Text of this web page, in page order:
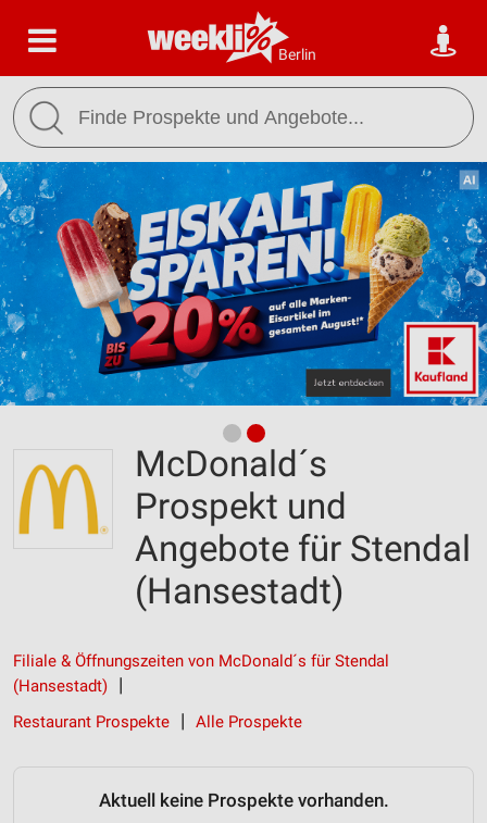
Berlin
McDonald´s
Prospekt und
Angebote für Stendal
(Hansestadt)
Filiale & Öffnungszeiten von McDonald´s für Stendal
(Hansestadt)
Restaurant Prospekte
Alle Prospekte
Aktuell keine Prospekte vorhanden.